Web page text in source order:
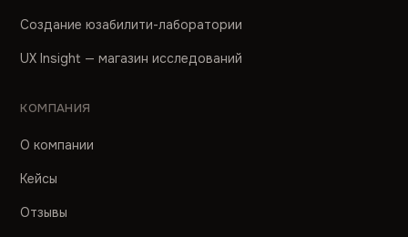
Создание юзабилити-лаборатории
UX Insight — магазин исследований
КОМПАНИЯ
О компании
Кейсы
Отзывы